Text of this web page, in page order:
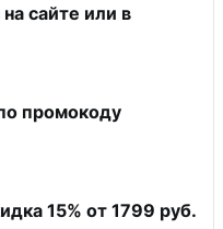
сайте или в
промокоду
15% от 1799 руб.